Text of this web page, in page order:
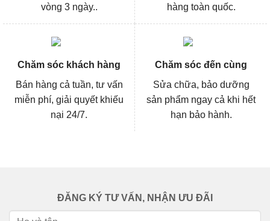
vòng 3 ngày.. hàng toàn quốc.
Chăm sóc khách hàng
Bán hàng cả tuần, tư vấn
miễn phí, giải quyết khiếu
nại 24/7.
Chăm sóc đến cùng
Sửa chữa, bảo dưỡng
sản phẩm ngay cả khi hết
hạn bảo hành.
ĐĂNG KÝ TƯ VẤN, NHẬN ƯU ĐÃI